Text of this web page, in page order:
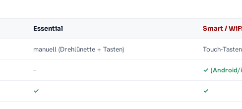
Essential Smart /
manuell (Drehlünette + Tasten) Touch-
– ✓ (Android/
✓ ✓